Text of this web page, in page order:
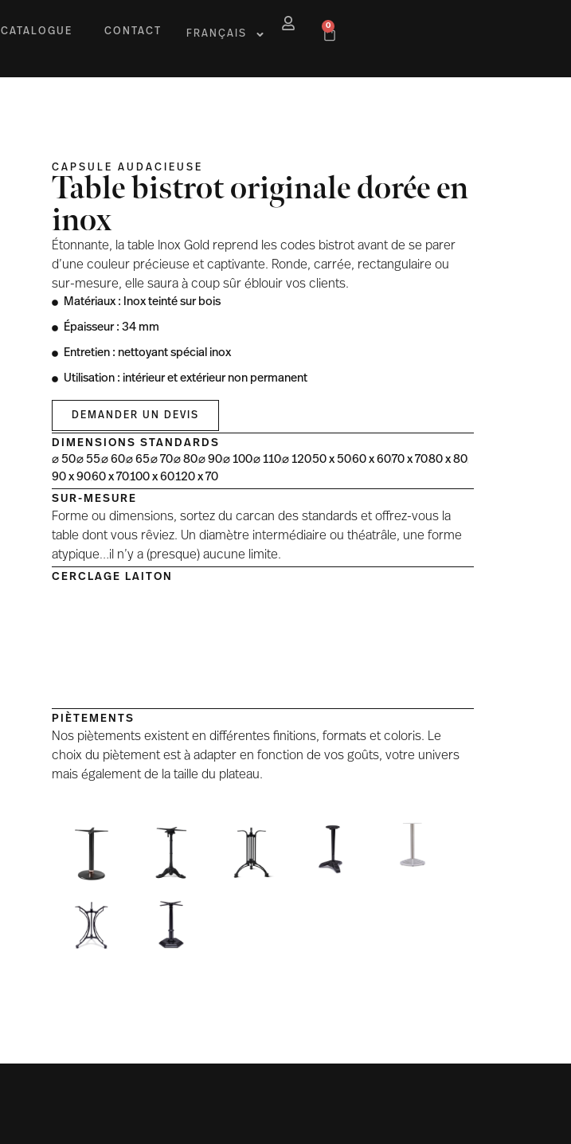
CATALOGUE CONTACT FRANÇAIS
0
CAPSULE AUDACIEUSE
Table bistrot originale dorée en
inox
Étonnante, la table Inox Gold reprend les codes bistrot avant de se parer
d’une couleur précieuse et captivante. Ronde, carrée, rectangulaire ou
sur-mesure, elle saura à coup sûr éblouir vos clients.
Matériaux : Inox teinté sur bois
Épaisseur : 34 mm
Entretien : nettoyant spécial inox
Utilisation : intérieur et extérieur non permanent
DEMANDER UN DEVIS
DIMENSIONS STANDARDS
⌀ 50⌀ 55⌀ 60⌀ 65⌀ 70⌀ 80⌀ 90⌀ 100⌀ 110⌀ 12050 x 5060 x 6070 x 7080 x 80
90 x 9060 x 70100 x 60120 x 70
SUR-MESURE
Forme ou dimensions, sortez du carcan des standards et offrez-vous la
table dont vous rêviez. Un diamètre intermédiaire ou théatrâle, une forme
atypique…il n’y a (presque) aucune limite.
CERCLAGE LAITON
PIÈTEMENTS
Nos piètements existent en différentes finitions, formats et coloris. Le
choix du piètement est à adapter en fonction de vos goûts, votre univers
mais également de la taille du plateau.